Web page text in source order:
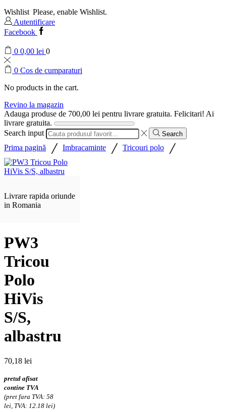
Wishlist Please, enable Wishlist.
Autentificare
Facebook
0 0,00 lei 0
0 Cos de cumparaturi
No products in the cart.
Revino la magazin
Adauga produse de 700,00 lei pentru livrare gratuita. Felicitari! Ai
livrare gratuita.
Search input
Search
Prima pagină / Imbracaminte / Tricouri polo /
Livrare rapida oriunde
in Romania
PW3
Tricou
Polo
HiVis
S/S,
albastru
70,18 lei
pretul afisat
contine TVA
(pret fara TVA: 58
lei, TVA: 12.18 lei)